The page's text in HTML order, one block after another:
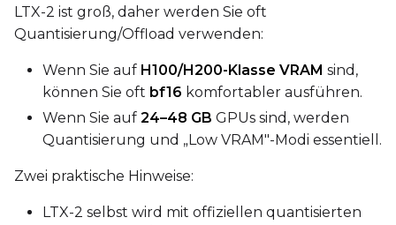
Seed
LoRA Scale
LTX-2 ist groß, daher werden Sie oft
Quantisierung/Offload verwenden:
Wenn Sie auf H100/H200-Klasse VRAM sind,
können Sie oft bf16 komfortabler ausführen.
Wenn Sie auf 24–48 GB GPUs sind, werden
Quantisierung und „Low VRAM"-Modi essentiell.
Zwei praktische Hinweise:
LTX-2 selbst wird mit offiziellen quantisierten